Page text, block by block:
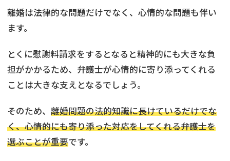
離婚は法律的な問題だけでなく、心情的な問題も伴い
ます。
とくに慰謝料請求をするとなると精神的にも大きな負
担がかかるため、弁護士が心情的に寄り添ってくれる
ことは大きな支えとなるでしょう。
そのため、 離婚問題の法的知識に長けているだけでな
く、心情的にも寄り添った対応をしてくれる弁護士を
選ぶことが重要です。